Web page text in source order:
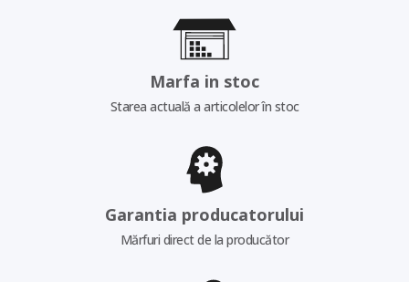
Marfa in stoc
Starea actuală a articolelor în stoc
Garantia producatorului
Mărfuri direct de la producător